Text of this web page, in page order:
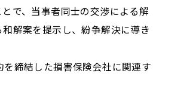
で、当事者同士の交渉による解
解案を提示し、紛争解決に導き
締結した損害保険会社に関連す